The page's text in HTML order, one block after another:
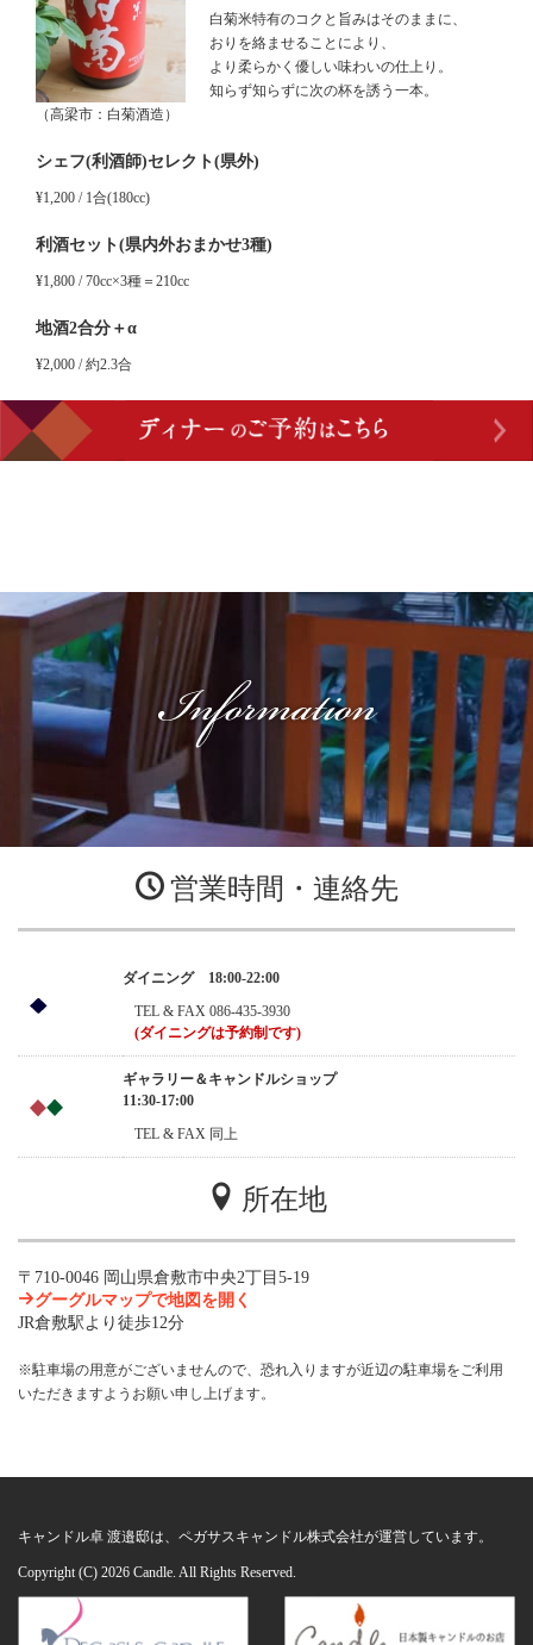
白菊米特有のコクと旨みはそのままに、
おりを絡ませることにより、
より柔らかく優しい味わいの仕上り。
知らず知らずに次の杯を誘う一本。
（高梁市：白菊酒造）
シェフ(利酒師)セレクト(県外)
¥1,200 / 1合(180cc)
利酒セット(県内外おまかせ3種)
¥1,800 / 70cc×3種＝210cc
地酒2合分＋α
¥2,000 / 約2.3合
営業時間・連絡先
ダイニング 18:00-22:00
TEL & FAX 086-435-3930
(ダイニングは予約制です)
ギャラリー＆キャンドルショップ
11:30-17:00
TEL & FAX 同上
所在地
〒710-0046 岡山県倉敷市中央2丁目5-19
グーグルマップで地図を開く
JR倉敷駅より徒歩12分
※駐車場の用意がございませんので、恐れ入りますが近辺の駐車場をご利用
いただきますようお願い申し上げます。
キャンドル卓 渡邉邸は、ペガサスキャンドル株式会社が運営しています。
Copyright (C) 2026 Candle. All Rights Reserved.